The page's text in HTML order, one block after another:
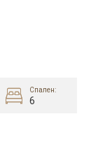
Спален:
6